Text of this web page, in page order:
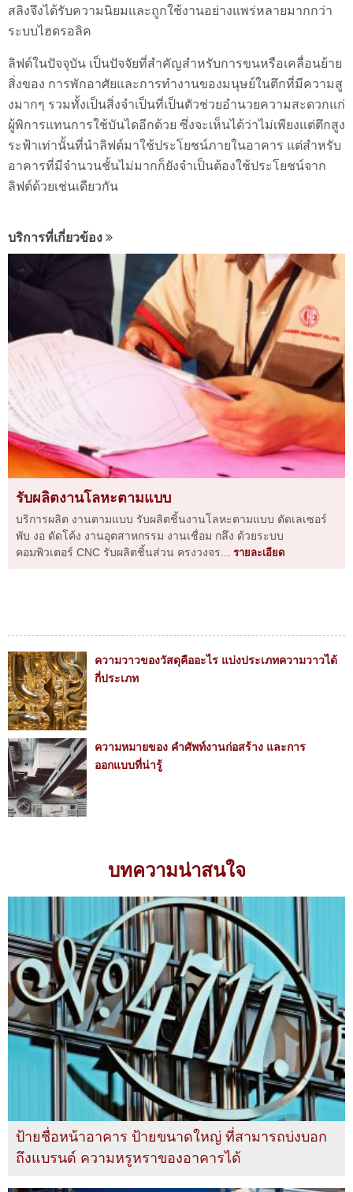
สลิงจึงได้รับความนิยมและถูกใช้งานอย่างแพร่หลายมากกว่า
ระบบไฮดรอลิค
ลิฟต์ในปัจจุบัน เป็นปัจจัยที่สำคัญสำหรับการขนหรือเคลื่อนย้าย
สิ่งของ การพักอาศัยและการทำงานของมนุษย์ในตึกที่มีความสู
งมากๆ รวมทั้งเป็นสิ่งจำเป็นที่เป็นตัวช่วยอำนวยความสะดวกแก่
ผู้พิการแทนการใช้บันไดอีกด้วย ซึ่งจะเห็นได้ว่าไม่เพียงแต่ตึกสูง
ระฟ้าเท่านั้นที่นำลิฟต์มาใช้ประโยชน์ภายในอาคาร แต่สำหรับ
อาคารที่มีจำนวนชั้นไม่มากก็ยังจำเป็นต้องใช้ประโยชน์จาก
ลิฟต์ด้วยเช่นเดียวกัน
บริการที่เกี่ยวข้อง
รับผลิตงานโลหะตามแบบ
บริการผลิต งานตามแบบ รับผลิตชิ้นงานโลหะตามแบบ ตัดเลเซอร์
พับ งอ ดัดโค้ง งานอุตสาหกรรม งานเชื่อม กลึง ด้วยระบบ
คอมพิวเตอร์ CNC รับผลิตชิ้นส่วน ครงวงจร... รายละเอียด
ความวาวของวัสดุคืออะไร แบ่งประเภทความวาวได้
กี่ประเภท
ความหมายของ คำศัพท์งานก่อสร้าง และการ
ออกแบบที่น่ารู้
บทความน่าสนใจ
ป้ายชื่อหน้าอาคาร ป้ายขนาดใหญ่ ที่สามารถบ่งบอก
ถึงแบรนด์ ความหรูหราของอาคารได้